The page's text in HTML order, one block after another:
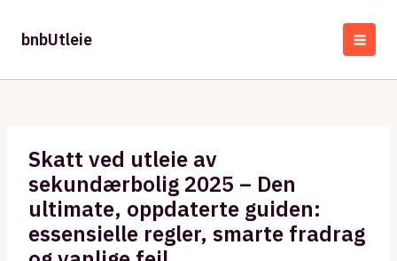
contentbnbUtleie
Skatt ved utleie av
sekundærbolig 2025 – Den
ultimate, oppdaterte guiden:
essensielle regler, smarte fradrag